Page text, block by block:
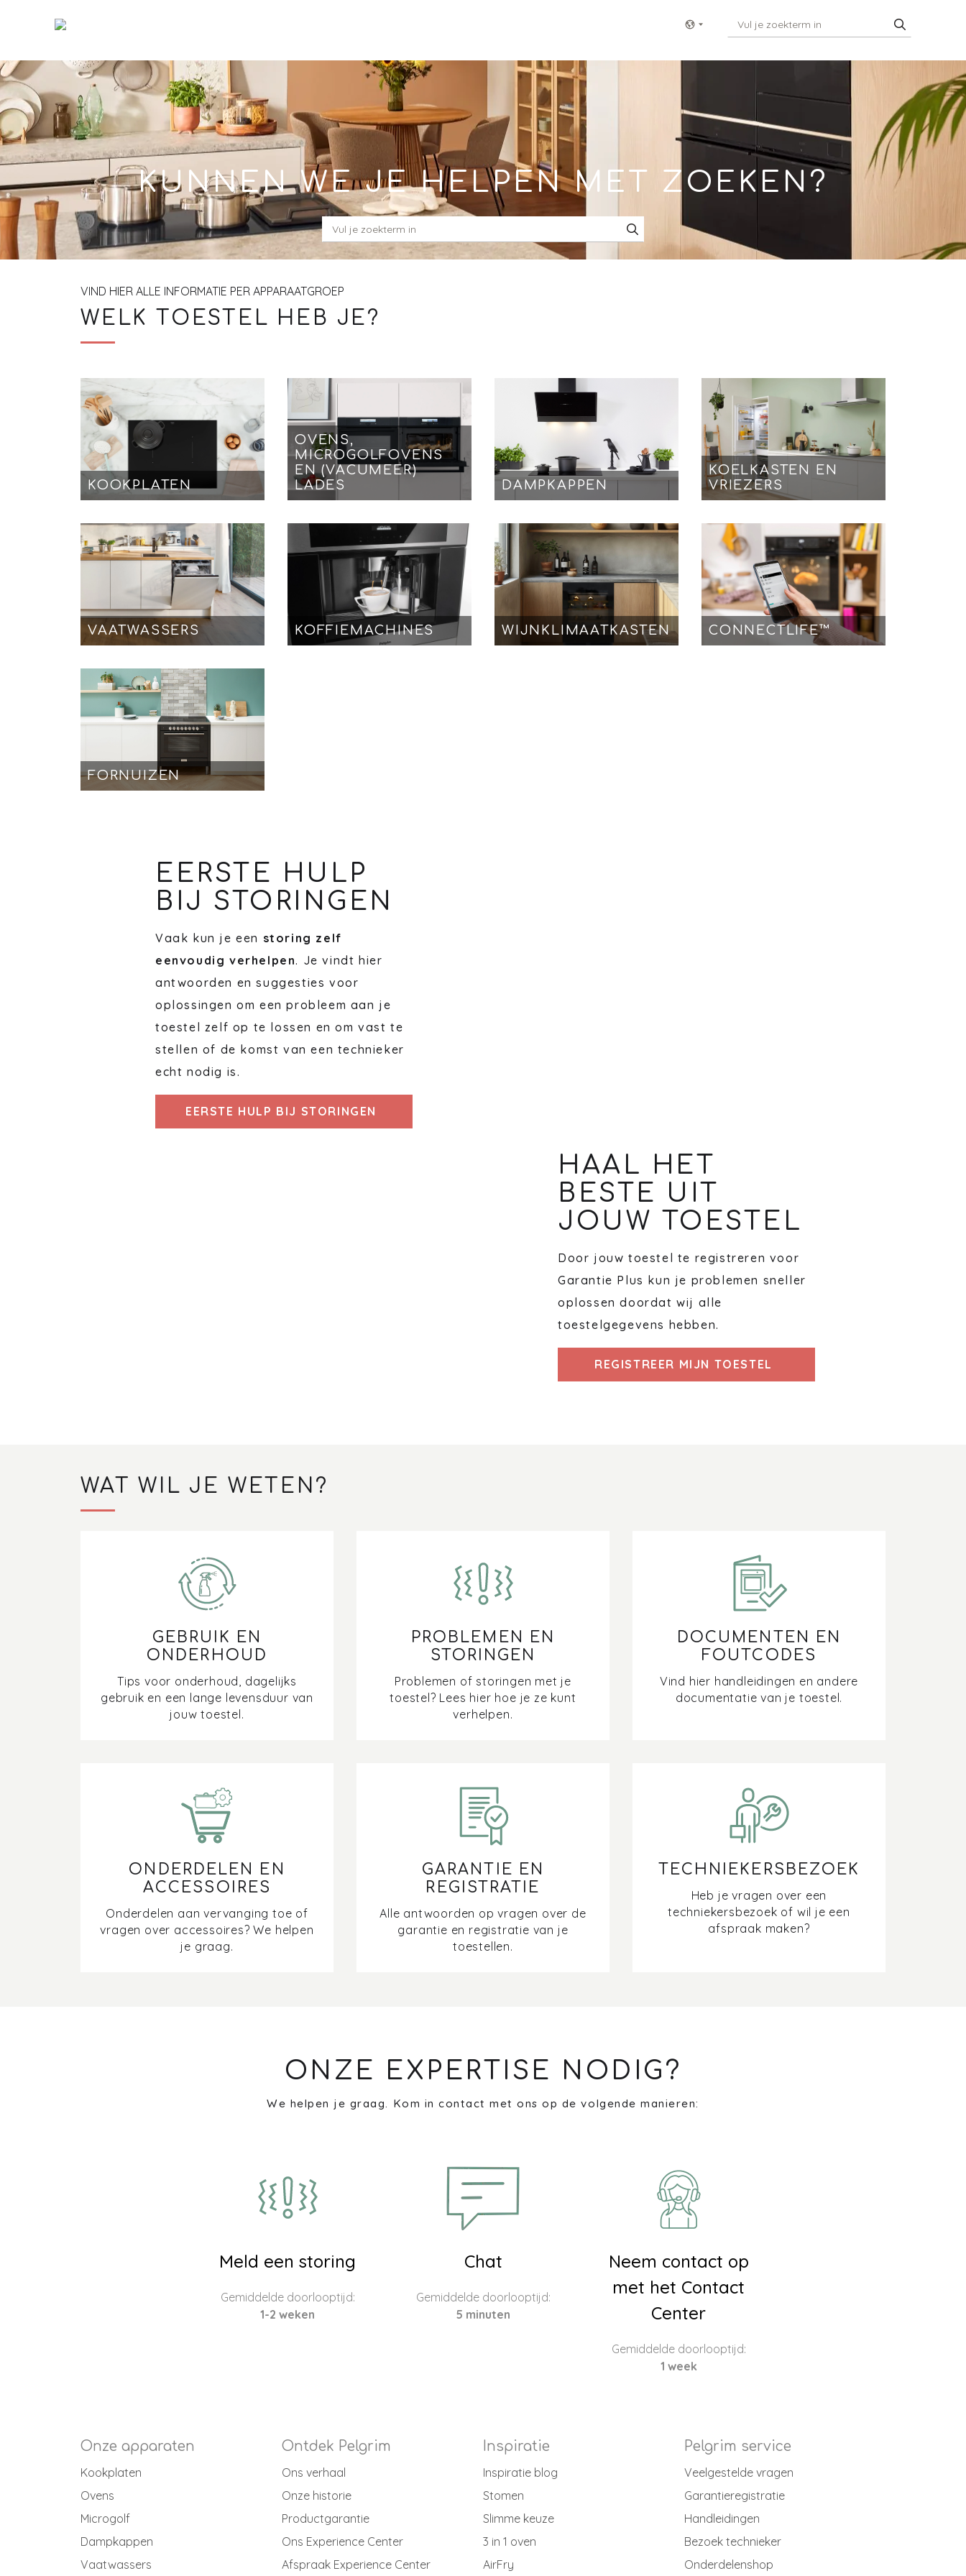
Show menu
KUNNEN WE JE HELPEN MET ZOEKEN?
VIND HIER ALLE INFORMATIE PER APPARAATGROEP
WELK TOESTEL HEB JE?
KOOKPLATEN
OVENS,
MICROGOLFOVENS
EN (VACUMEER)
LADES
DAMPKAPPEN
KOELKASTEN EN
VRIEZERS
VAATWASSERS KOFFIEMACHINES WIJNKLIMAATKASTEN CONNECTLIFE™
FORNUIZEN
EERSTE HULP
BIJ STORINGEN
Vaak kun je een storing zelf
eenvoudig verhelpen. Je vindt hier
antwoorden en suggesties voor
oplossingen om een probleem aan je
toestel zelf op te lossen en om vast te
stellen of de komst van een technieker
echt nodig is.
EERSTE HULP BIJ STORINGEN
HAAL HET
BESTE UIT
JOUW TOESTEL
Door jouw toestel te registreren voor
Garantie Plus kun je problemen sneller
oplossen doordat wij alle
toestelgegevens hebben.
REGISTREER MIJN TOESTEL
WAT WIL JE WETEN?
GEBRUIK EN
ONDERHOUD
Tips voor onderhoud, dagelijks
gebruik en een lange levensduur van
jouw toestel.
PROBLEMEN EN
STORINGEN
Problemen of storingen met je
toestel? Lees hier hoe je ze kunt
verhelpen.
DOCUMENTEN EN
FOUTCODES
Vind hier handleidingen en andere
documentatie van je toestel.
ONDERDELEN EN
ACCESSOIRES
Onderdelen aan vervanging toe of
vragen over accessoires? We helpen
je graag.
GARANTIE EN
REGISTRATIE
Alle antwoorden op vragen over de
garantie en registratie van je
toestellen.
TECHNIEKERSBEZOEK
Heb je vragen over een
techniekersbezoek of wil je een
afspraak maken?
ONZE EXPERTISE NODIG?
We helpen je graag. Kom in contact met ons op de volgende manieren:
Meld een storing
Gemiddelde doorlooptijd:
1-2 weken
Chat
Gemiddelde doorlooptijd:
5 minuten
Neem contact op
met het Contact
Center
Gemiddelde doorlooptijd:
1 week
Onze apparaten
Kookplaten
Ovens
Microgolf
Dampkappen
Vaatwassers
Ontdek Pelgrim
Ons verhaal
Onze historie
Productgarantie
Ons Experience Center
Afspraak Experience Center
Inspiratie
Inspiratie blog
Stomen
Slimme keuze
3 in 1 oven
AirFry
Pelgrim service
Veelgestelde vragen
Garantieregistratie
Handleidingen
Bezoek technieker
Onderdelenshop